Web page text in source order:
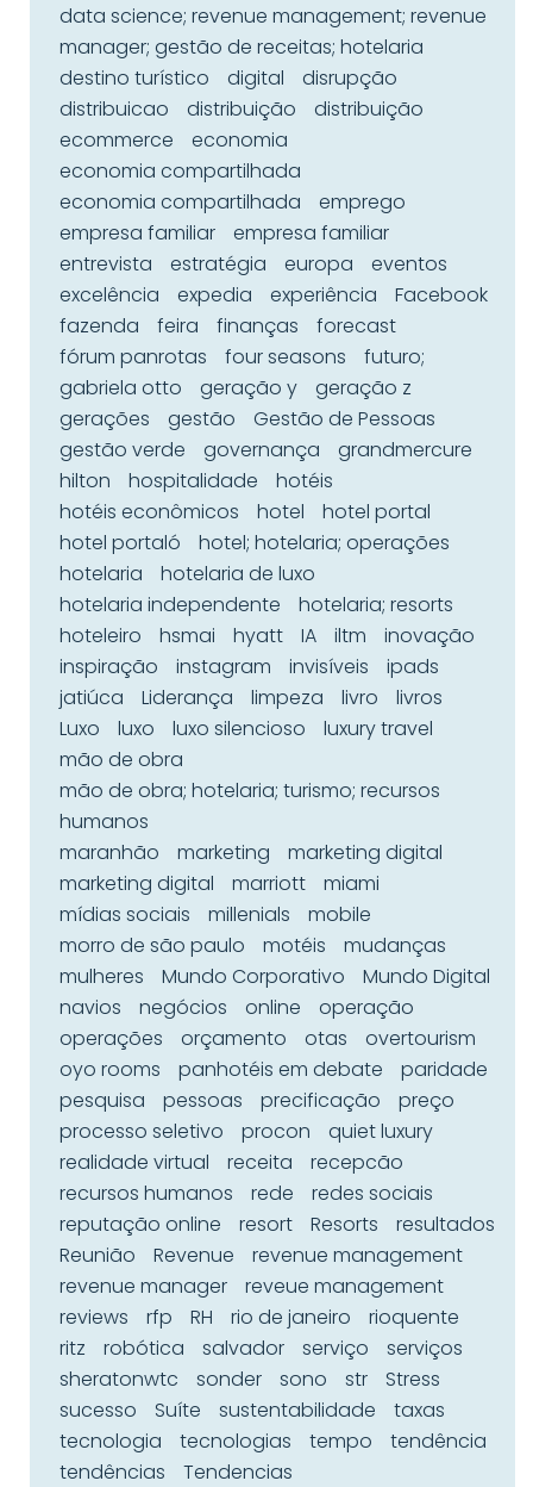
data science; revenue management; revenue
manager; gestão de receitas; hotelaria
destino turístico
digital
disrupção
distribuicao
distribuição
distribuição
ecommerce
economia
economia compartilhada
economia compartilhada
emprego
empresa familiar
empresa familiar
entrevista
estratégia europa
eventos
excelência
expedia experiência
Facebook
fazenda
feira finanças
forecast
fórum panrotas
four seasons
futuro;
gabriela otto
geração y
geração z
gerações
gestão
Gestão de Pessoas
gestão verde
governança
grandmercure
hilton
hospitalidade
hotéis
hotéis econômicos
hotel
hotel portal
hotel portaló
hotel; hotelaria; operações
hotelaria
hotelaria de luxo
hotelaria independente
hotelaria; resorts
hoteleiro
hsmai hyatt IA iltm
inovação
inspiração
instagram invisíveis
ipads
jatiúca
Liderança limpeza livro
livros
Luxo
luxo luxo silencioso
luxury travel
mão de obra
mão de obra; hotelaria; turismo; recursos
humanos
maranhão
marketing
marketing digital
marketing digital
marriott
miami
mídias sociais
millenials
mobile
morro de são paulo
motéis
mudanças
mulheres
Mundo Corporativo
Mundo Digital
navios
negócios online
operação
operações
orçamento otas
overtourism
oyo rooms
panhotéis em debate
paridade
pesquisa
pessoas precificação
preço
processo seletivo
procon
quiet luxury
realidade virtual
receita
recepcão
recursos humanos
rede
redes sociais
reputação online
resort Resorts
resultados
Reunião
Revenue
revenue management
revenue manager
reveue management
reviews
rfp RH rio de janeiro
rioquente
ritz
robótica salvador serviço
serviços
sheratonwtc
sonder sono str
Stress
sucesso
Suíte sustentabilidade
taxas
tecnologia
tecnologias tempo
tendência
tendências
Tendencias